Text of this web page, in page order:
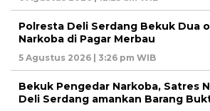
Polresta Deli Serdang Bekuk Dua
Narkoba di Pagar Merbau
5 Agustus 2026 | 3:26 pm WIB
Bekuk Pengedar Narkoba, Satres
Deli Serdang amankan Barang